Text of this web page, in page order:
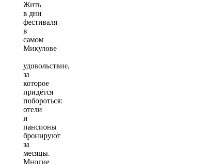
Жить
в дни
фестиваля
в
самом
Микулове
—
удовольствие,
за
которое
придётся
побороться:
отели
и
пансионы
бронируют
за
месяцы.
Многие